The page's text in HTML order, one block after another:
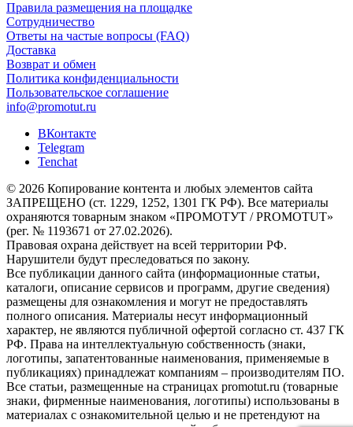
Правила размещения на площадке
Сотрудничество
Ответы на частые вопросы (FAQ)
Доставка
Возврат и обмен
Политика конфиденциальности
Пользовательское соглашение
info@promotut.ru
ВКонтакте
Telegram
Tenchat
© 2026 Копирование контента и любых элементов сайта
ЗАПРЕЩЕНО (ст. 1229, 1252, 1301 ГК РФ). Все материалы
охраняются товарным знаком «ПРОМОТУТ / PROMOTUT»
(рег. № 1193671 от 27.02.2026).
Правовая охрана действует на всей территории РФ.
Нарушители будут преследоваться по закону.
Все публикации данного сайта (информационные статьи,
каталоги, описание сервисов и программ, другие сведения)
размещены для ознакомления и могут не предоставлять
полного описания. Материалы несут информационный
характер, не являются публичной офертой согласно ст. 437 ГК
РФ. Права на интеллектуальную собственность (знаки,
логотипы, запатентованные наименования, применяемые в
публикациях) принадлежат компаниям – производителям ПО.
Все статьи, размещенные на страницах promotut.ru (товарные
знаки, фирменные наименования, логотипы) использованы в
материалах с ознакомительной целью и не претендуют на